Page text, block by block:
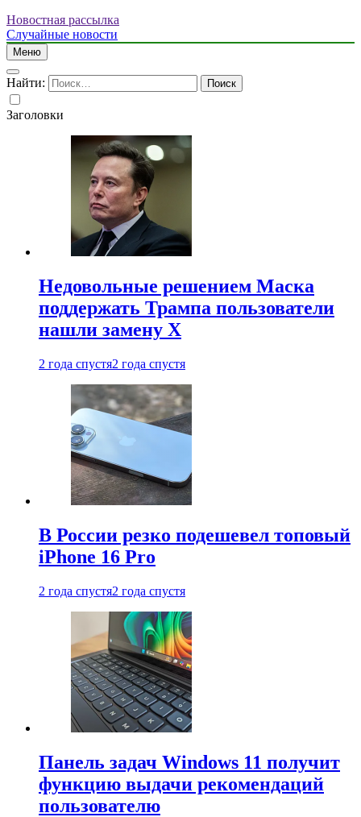
Новостная рассылка
Случайные новости
Меню
Найти:
Заголовки
Недовольные решением Маска
поддержать Трампа пользователи
нашли замену X
2 года спустя2 года спустя
В России резко подешевел топовый
iPhone 16 Pro
2 года спустя2 года спустя
Панель задач Windows 11 получит
функцию выдачи рекомендаций
пользователю